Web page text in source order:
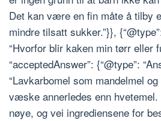
Det kan være en fin måte å tilby
mindre tilsatt sukker.”}},
“Hvorfor blir kaken min tørr eller
“acceptedAnswer”: {“@type”:
“Lavkarbomel som mandelmel
væske annerledes enn
nøye, og vei ingrediensene for